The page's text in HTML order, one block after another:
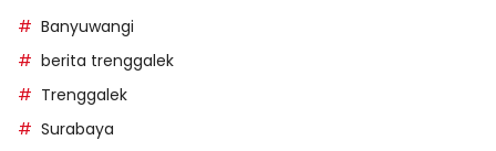
Banyuwangi
berita trenggalek
Trenggalek
Surabaya